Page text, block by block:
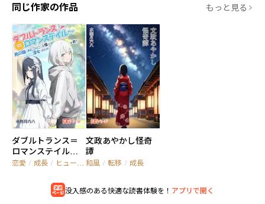
んだ実験的創作プロジェクトです。
し、文章表現をAIで最適化しました
〚【2】娯楽とコンテンツのコンサルティング〛の公開は未定で
す。
同じ作家の作品 もっと見る
ダブルトランス＝
ロマンステイル～
男の娘（おとこの
（おとめ）な君と
恋愛 / 成長 / ヒューマンドラマ
文政あやかし怪奇
譚
和風 / 転移 / 成長
没入感のある快適な読書体験を！ アプリで開く